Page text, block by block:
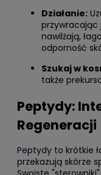
Działanie:
przywracając
nawilżają,
odporność
Szukaj w
także
Peptydy:
Regeneracji
Peptydy to krótkie
przekazują skórze